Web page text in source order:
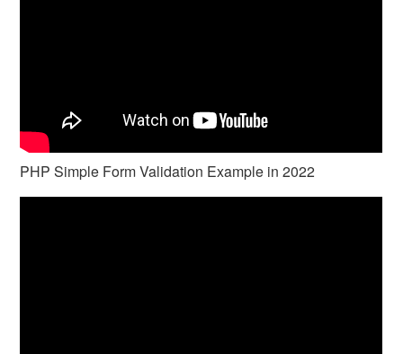
PHP Simple Form Validation Example in 2022